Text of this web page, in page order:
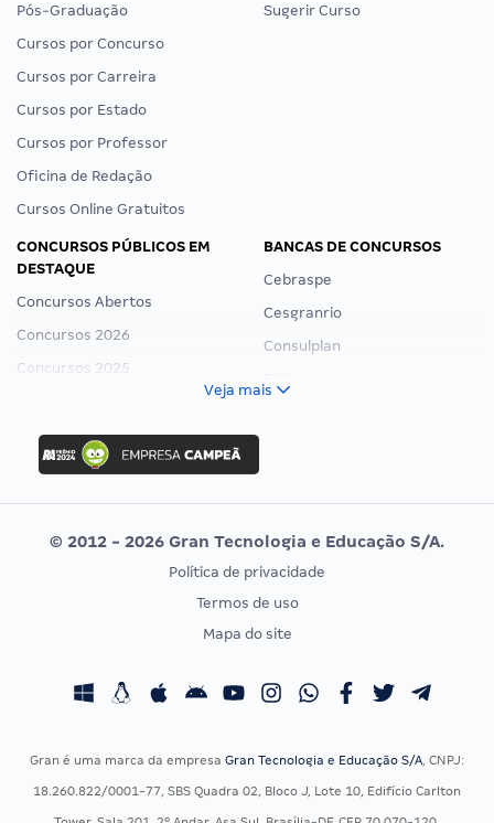
Pós-Graduação
Cursos por Concurso
Cursos por Carreira
Cursos por Estado
Cursos por Professor
Oficina de Redação
Cursos Online Gratuitos
Sugerir Curso
CONCURSOS PÚBLICOS EM
DESTAQUE
Concursos Abertos
Concursos 2026
Concursos 2025
Concurso Ibama
Concurso MPU
Editais publicados
BANCAS DE CONCURSOS
Cebraspe
Cesgranrio
Consulplan
Vunesp
CONCURSOS POR PROFISSÃO
Concursos Fiscais
EXAME DE ORDEM
Calendário OAB
Veja mais
© 2012 - 2026 Gran Tecnologia e Educação S/A.
Política de privacidade
Termos de uso
Mapa do site
Gran é uma marca da empresa Gran Tecnologia e Educação S/A, CNPJ:
18.260.822/0001-77, SBS Quadra 02, Bloco J, Lote 10, Edifício Carlton